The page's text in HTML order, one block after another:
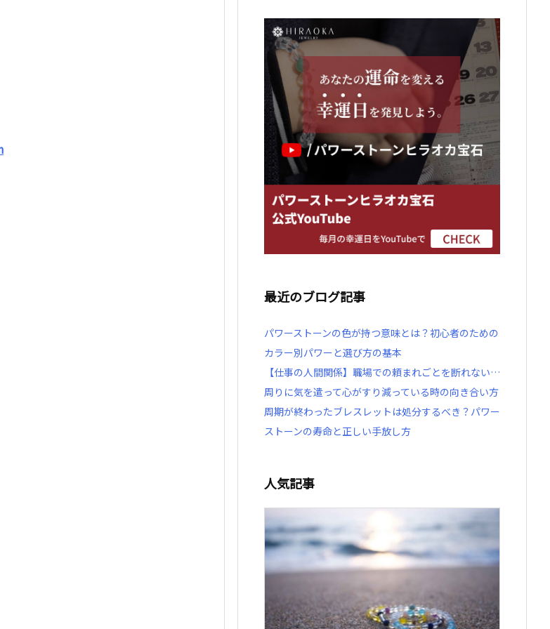
最近のブログ記事
パワーストーンの色が持つ意味とは？初心者のための
カラー別パワーと選び方の基本
【仕事の人間関係】職場での頼まれごとを断れない…
周りに気を遣って心がすり減っている時の向き合い方
周期が終わったブレスレットは処分するべき？パワー
ストーンの寿命と正しい手放し方
人気記事